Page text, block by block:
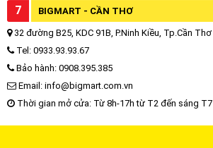
7 BIGMART - CẦN THƠ
32 đường B25, KDC 91B, P.Ninh Kiều, Tp.Cần Thơ
Tel: 0933.93.93.67
Bảo hành: 0908.395.385
Email: info@bigmart.com.vn
Thời gian mở cửa: Từ 8h-17h từ T2 đến sáng T7